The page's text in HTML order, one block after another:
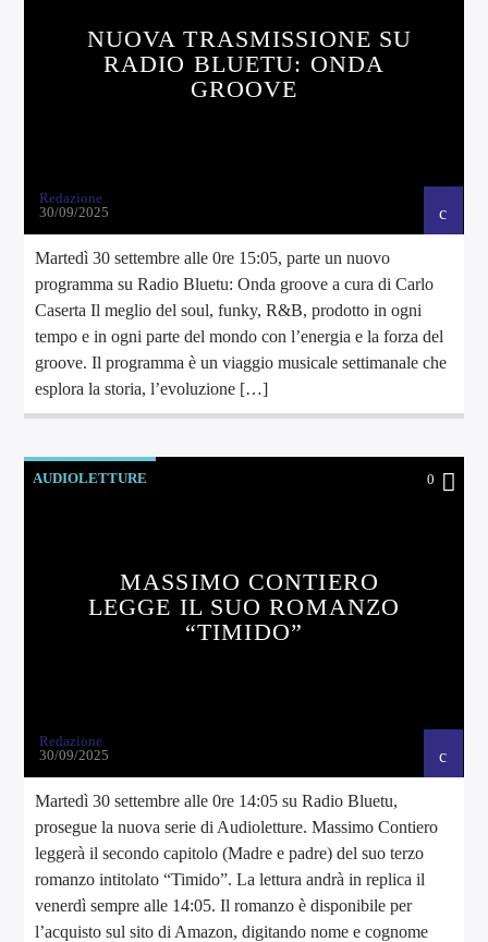
NUOVA TRASMISSIONE SU
RADIO BLUETU: ONDA
GROOVE
Redazione
30/09/2025
Martedì 30 settembre alle 0re 15:05, parte un nuovo
programma su Radio Bluetu: Onda groove a cura di Carlo
Caserta Il meglio del soul, funky, R&B, prodotto in ogni
tempo e in ogni parte del mondo con l’energia e la forza del
groove. Il programma è un viaggio musicale settimanale che
esplora la storia, l’evoluzione […]
AUDIOLETTURE 0
MASSIMO CONTIERO
LEGGE IL SUO ROMANZO
“TIMIDO”
Redazione
30/09/2025
Martedì 30 settembre alle 0re 14:05 su Radio Bluetu,
prosegue la nuova serie di Audioletture. Massimo Contiero
leggerà il secondo capitolo (Madre e padre) del suo terzo
romanzo intitolato “Timido”. La lettura andrà in replica il
venerdì sempre alle 14:05. Il romanzo è disponibile per
l’acquisto sul sito di Amazon, digitando nome e cognome